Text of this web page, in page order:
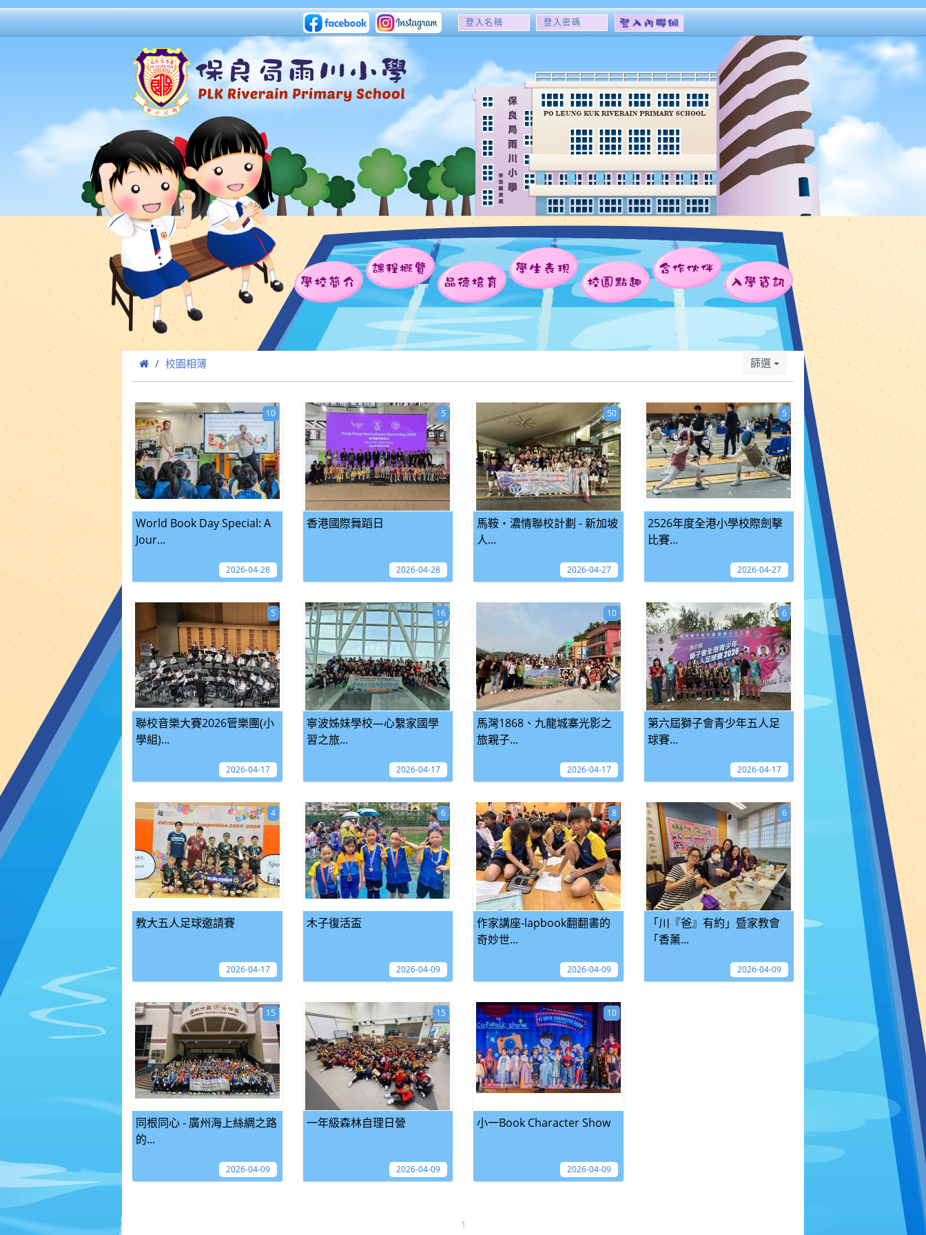
登
名
稱
登
密
碼
學校簡介
課程概覽
品德培育
學生表現
校園點趣
合作伙伴
入學資訊
校園相簿 篩選
World Book Day Special: A
Jour...
10
2026-04-28
香港國際舞蹈日
5
2026-04-28
馬鞍‧濃情聯校計劃 - 新加坡
人...
50
2026-04-27
2526年度全港小學校際劍擊
比賽...
5
2026-04-27
聯校音樂大賽2026管樂團(小
學組)...
5
2026-04-17
寧波姊妹學校—心繫家國學
習之旅...
16
2026-04-17
馬灣1868、九龍城寨光影之
旅親子...
10
2026-04-17
第六屆獅子會青少年五人足
球賽...
6
2026-04-17
教大五人足球邀請賽
4
2026-04-17
木子復活盃
6
2026-04-09
作家講座-lapbook翻翻書的
奇妙世...
8
2026-04-09
「川『爸』有約」暨家教會
「香薰...
6
2026-04-09
同根同心 - 廣州海上絲綢之路
的...
15
2026-04-09
一年級森林自理日營
15
2026-04-09
小一Book Character Show
10
2026-04-09
1